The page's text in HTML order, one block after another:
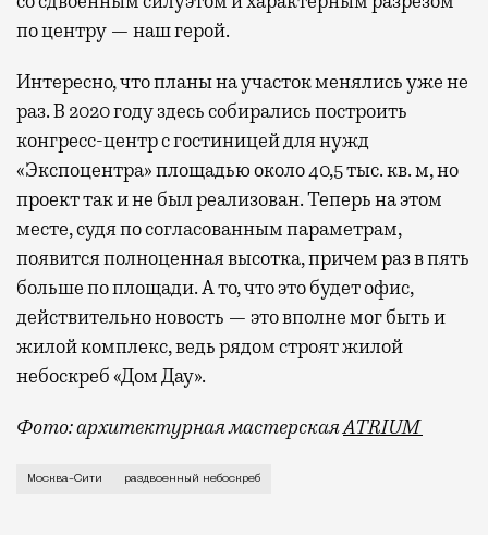
по центру — наш герой.
Интересно, что планы на участок менялись уже не
раз. В 2020 году здесь собирались построить
конгресс-центр с гостиницей для нужд
«Экспоцентра» площадью около 40,5 тыс. кв. м, но
проект так и не был реализован. Теперь на этом
месте, судя по согласованным параметрам,
появится полноценная высотка, причем раз в пять
больше по площади. А то, что это будет офис,
действительно новость — это вполне мог быть и
жилой комплекс, ведь рядом строят жилой
небоскреб «Дом Дау».
Фото: архитектурная мастерскаяATRIUM
Недавно мы писали о том, как будет выглядеть
Москва-Сити раздвоенный небоскреб